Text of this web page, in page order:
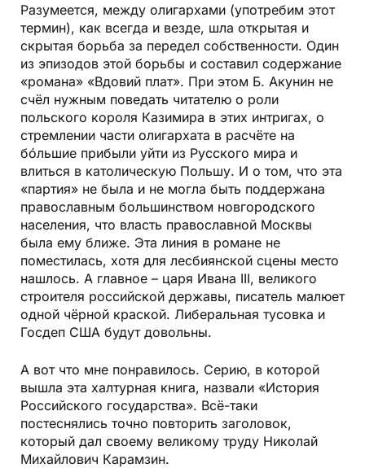
Разумеется, между олигархами (употребим этот
термин), как всегда и везде, шла открытая и
скрытая борьба за передел собственности. Один
из эпизодов этой борьбы и составил содержание
«романа» «Вдовий плат». При этом Б. Акунин не
счёл нужным поведать читателю о роли
польского короля Казимира в этих интригах, о
стремлении части олигархата в расчёте на
бóльшие прибыли уйти из Русского мира и
влиться в католическую Польшу. И о том, что эта
«партия» не была и не могла быть поддержана
православным большинством новгородского
населения, что власть православной Москвы
была ему ближе. Эта линия в романе не
поместилась, хотя для лесбиянской сцены место
нашлось. А главное – царя Ивана III, великого
строителя российской державы, писатель малюет
одной чёрной краской. Либеральная тусовка и
Госдеп США будут довольны.
А вот что мне понравилось. Серию, в которой
вышла эта халтурная книга, назвали «История
Российского государства». Всё-таки
постеснялись точно повторить заголовок,
который дал своему великому труду Николай
Михайлович Карамзин.